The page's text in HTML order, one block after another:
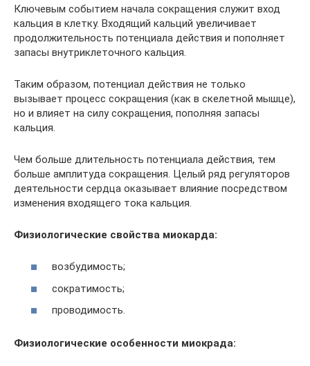
Ключевым событием начала сокращения служит вход
кальция в клетку. Входящий кальций увеличивает
продолжительность потенциала действия и пополняет
запасы внутриклеточного кальция.
Таким образом, потенциал действия не только
вызывает процесс сокращения (как в скелетной мышце),
но и влияет на силу сокращения, пополняя запасы
кальция.
Чем больше длительность потенциала действия, тем
больше амплитуда сокращения. Целый ряд регуляторов
деятельности сердца оказывает влияние посредством
изменения входящего тока кальция.
Физиологические свойства миокарда:
возбудимость;
сократимость;
проводимость.
Физиологические особенности миокрада: